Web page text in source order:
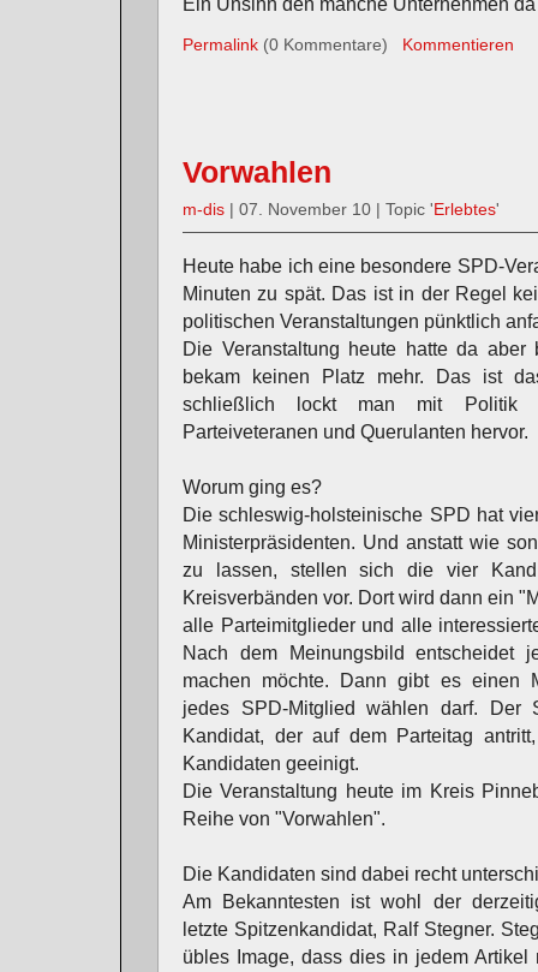
Permalink (0 Kommentare) Kommentieren
Vorwahlen
m-dis | 07. November 10 | Topic ' Erlebtes'
Heute habe ich eine besondere SPD-
Minuten zu spät. Das ist in der Regel
politischen Veranstaltungen pünktlich
Die Veranstaltung heute hatte da aber
bekam keinen Platz mehr. Das ist
schließlich lockt man mit Politik
Parteiveteranen und Querulanten hervor.
Worum ging es?
Die schleswig-holsteinische SPD hat
Ministerpräsidenten. Und anstatt wie
zu lassen, stellen sich die vier
Kreisverbänden vor. Dort wird dann ein
alle Parteimitglieder und alle
Nach dem Meinungsbild entscheidet
machen möchte. Dann gibt es einen
jedes SPD-Mitglied wählen darf.
Kandidat, der auf dem Parteitag
Kandidaten geeinigt.
Die Veranstaltung heute im Kreis
Reihe von "Vorwahlen".
Die Kandidaten sind dabei recht
Am Bekanntesten ist wohl der
letzte Spitzenkandidat, Ralf Stegner.
übles Image, dass dies in jedem Artikel